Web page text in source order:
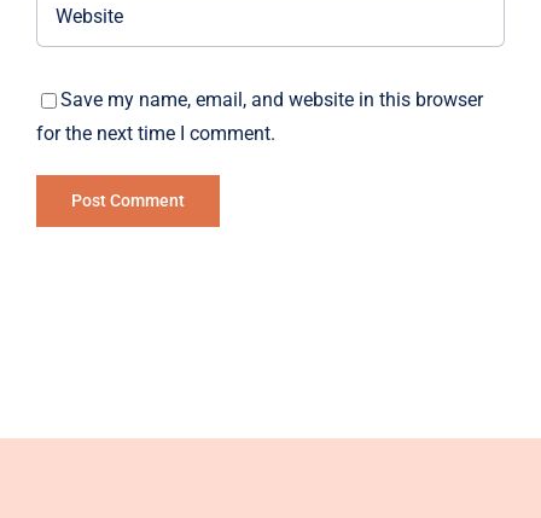
Save my name, email, and website in this browser
for the next time I comment.